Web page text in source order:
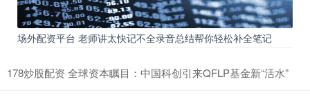
场外配资平台 老师讲太快记不全录音总结帮你轻松补全笔记
178炒股配资 全球资本瞩目：中国科创引来QFLP基金新“活水”